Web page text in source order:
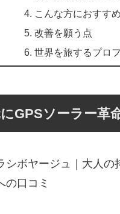
こんな方におすすめ
改善を願う点
世界を旅するプロ
GPSソーラー革
ボヤージュ｜大人の
の口コミ